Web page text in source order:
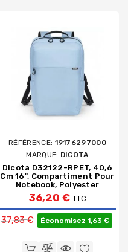
RÉFÉRENCE: 19176297000
MARQUE: DICOTA
Dicota D32122-RPET, 40,6
Cm 16", Compartiment Pour
Notebook, Polyester
36,20 € TTC
Prix de base
37,83 € Économisez 1,63 €